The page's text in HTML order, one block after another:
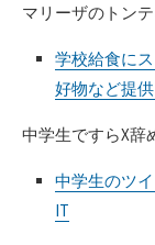
マリーザのトンテ
学校給食に
好物など提
中学生ですらX辞
中学生のツ
IT